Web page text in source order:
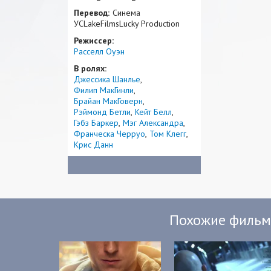
Перевод: Синема
УСLakeFilmsLucky Production
Режиссер:
Расселл Оуэн
В ролях:
Джессика Шанлье
Филип МакГинли
Брайан МакГоверн
Рэймонд Бетли Кейт Белл
Гэбз Баркер Мэг Александра
Франческа Черруо Том Клегг
Крис Данн
Похожие